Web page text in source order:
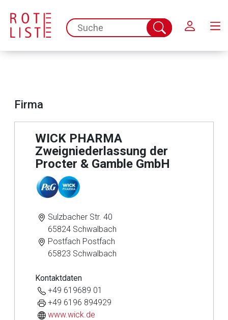
spc.search.input.placeholder
Suche
abschicken
Firma
WICK PHARMA
Zweigniederlassung der
Procter & Gamble GmbH
Sulzbacher Str. 40
65824 Schwalbach
Postfach Postfach
65823 Schwalbach
Kontaktdaten
+49 619689 01
+49 6196 894929
www.wick.de